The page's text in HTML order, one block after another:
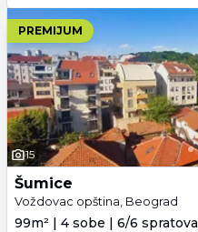
PREMIJUM
15
Šumice
Voždovac opština, Beograd
99m² | 4 sobe | 6/6 spratova